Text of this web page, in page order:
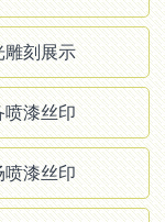
雕刻展示
喷漆丝印
喷漆丝印